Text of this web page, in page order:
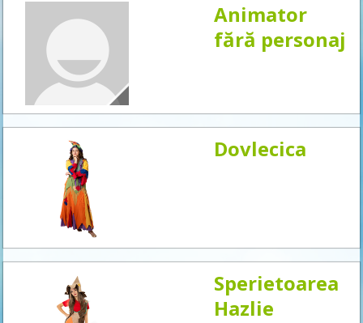
Rezervă
acum
Animator
fără personaj
Dovlecica
Sperietoarea
Hazlie